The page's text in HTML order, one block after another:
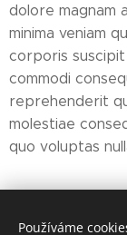
dolore magnam
minima veniam
corporis suscipit
commodi
reprehenderit
molestiae
quo voluptas
Používáme